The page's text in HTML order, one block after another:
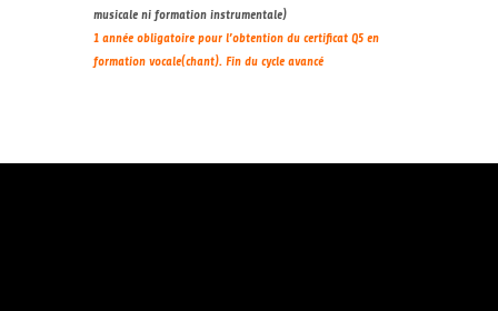
musicale ni formation instrumentale)
1 année obligatoire pour l’obtention du certificat Q5 en
formation vocale(chant). Fin du cycle avancé